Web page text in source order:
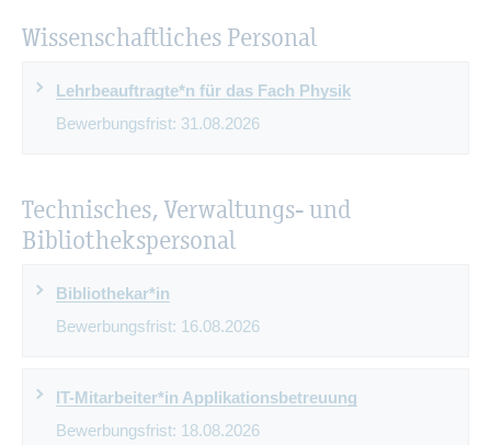
Wissenschaftliches Personal
Lehrbeauftragte*n für das Fach Physik
Bewerbungsfrist: 31.08.2026
Technisches, Verwaltungs- und
Bibliothekspersonal
Bibliothekar*in
Bewerbungsfrist: 16.08.2026
IT-Mitarbeiter*in Applikationsbetreuung
Bewerbungsfrist: 18.08.2026